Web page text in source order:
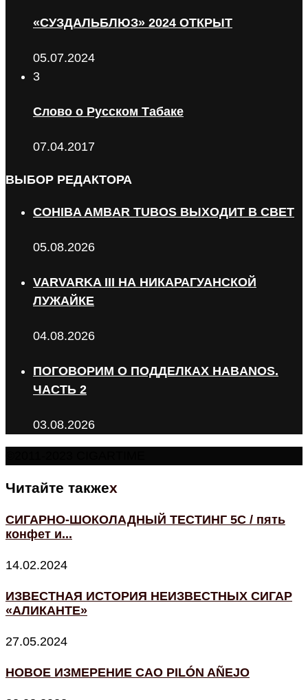
«СУЗДАЛЬБЛЮЗ» 2024 ОТКРЫТ
05.07.2024
3
Слово о Русском Табаке
07.04.2017
ВЫБОР РЕДАКТОРА
COHIBA AMBAR TUBOS ВЫХОДИТ В СВЕТ
05.08.2026
VARVARKA III НА НИКАРАГУАНСКОЙ
ЛУЖАЙКЕ
04.08.2026
ПОГОВОРИМ О ПОДДЕЛКАХ HABANOS.
ЧАСТЬ 2
03.08.2026
Читайте такжеx
СИГАРНО-ШОКОЛАДНЫЙ ТЕСТИНГ 5C / пять
конфет и...
14.02.2024
ИЗВЕСТНАЯ ИСТОРИЯ НЕИЗВЕСТНЫХ СИГАР
«АЛИКАНТЕ»
27.05.2024
НОВОЕ ИЗМЕРЕНИЕ CAO PILÓN AÑEJO